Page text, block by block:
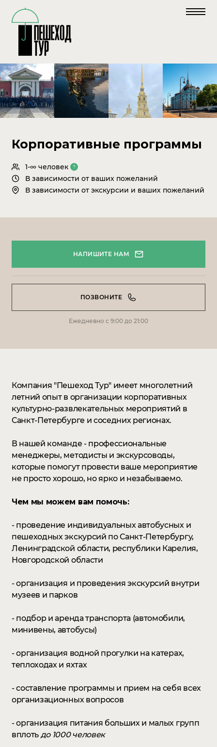
Корпоративные программы
1-∞ человек
В зависимости от ваших пожеланий
В зависимости от экскурсии и ваших пожеланий
Компания "Пешеход Тур" имеет многолетний
летний опыт в организации корпоративных
культурно-развлекательных мероприятий в
Санкт-Петербурге и соседних регионах.
В нашей команде - профессиональные
менеджеры, методисты и экскурсоводы,
которые помогут провести ваше мероприятие
не просто хорошо, но ярко и незабываемо.
Чем мы можем вам помочь:
- проведение индивидуальных автобусных и
пешеходных экскурсий по Санкт-Петербургу,
Ленинградской области, республики Карелия,
Новгородской области
- организация и проведения экскурсий внутри
музеев и парков
- подбор и аренда транспорта (автомобили,
минивены, автобусы)
- организация водной прогулки на катерах,
теплоходах и яхтах
- составление программы и прием на себя всех
организационных вопросов
- организация питания больших и малых групп
вплоть до 1000 человек
НАПИШИТЕ НАМ
ПОЗВОНИТЕ
Ежедневно с 9:00 до 21:00